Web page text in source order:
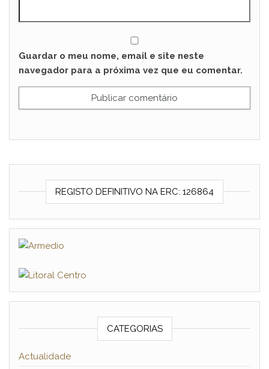
Guardar o meu nome, email e site neste
navegador para a próxima vez que eu comentar.
REGISTO DEFINITIVO NA ERC: 126864
CATEGORIAS
Actualidade